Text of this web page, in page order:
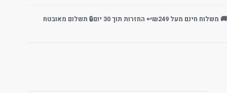
🚚 משלוח חינם מעל ₪249 ↩️ החזרות תוך 30 יום 🔒 תשלום מאובטח